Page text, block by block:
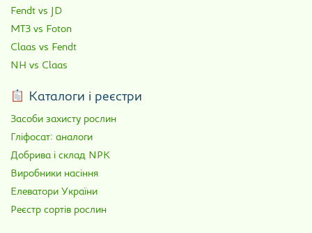
Fendt vs JD
МТЗ vs Foton
Claas vs Fendt
NH vs Claas
Каталоги і реєстри
Засоби захисту рослин
Гліфосат: аналоги
Добрива і склад NPK
Виробники насіння
Елеватори України
Реєстр сортів рослин